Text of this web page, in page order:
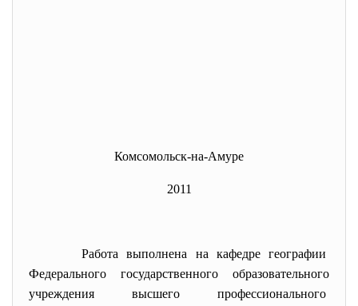
Комсомольск-на-Амуре
2011
Работа выполнена на кафедре географии
Федерального государственного образовательного
учреждения высшего профессионального